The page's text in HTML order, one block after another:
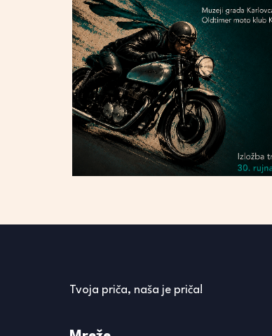
Tvoja priča, naša je priča!